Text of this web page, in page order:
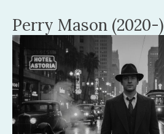
Perry Mason (2020-)